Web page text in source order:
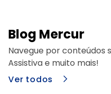
Blog Mercur
Navegue por conteúdos
Assistiva e muito mais!
Ver todos